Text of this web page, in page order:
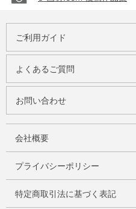
ご利用ガイド
よくあるご質問
お問い合わせ
会社概要
プライバシーポリシー
特定商取引法に基づく表記